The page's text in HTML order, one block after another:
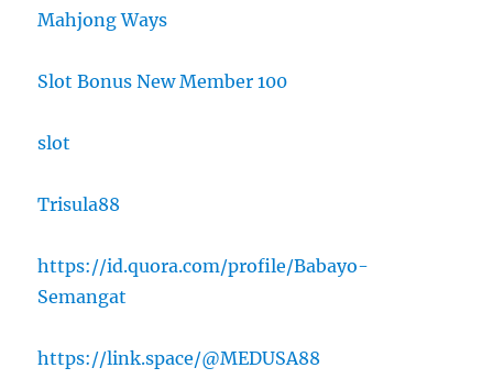
Mahjong Ways
Slot Bonus New Member 100
slot
Trisula88
https://id.quora.com/profile/Babayo-
Semangat
https://link.space/@MEDUSA88